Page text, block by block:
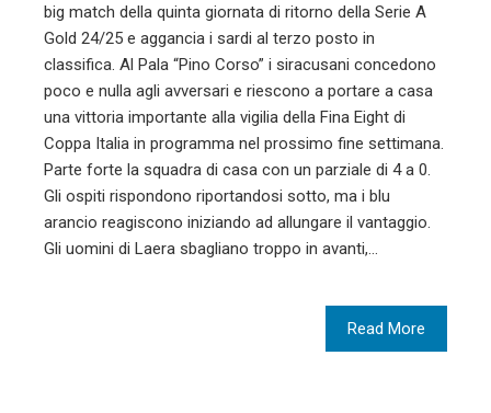
big match della quinta giornata di ritorno della Serie A
Gold 24/25 e aggancia i sardi al terzo posto in
classifica. Al Pala “Pino Corso” i siracusani concedono
poco e nulla agli avversari e riescono a portare a casa
una vittoria importante alla vigilia della Fina Eight di
Coppa Italia in programma nel prossimo fine settimana.
Parte forte la squadra di casa con un parziale di 4 a 0.
Gli ospiti rispondono riportandosi sotto, ma i blu
arancio reagiscono iniziando ad allungare il vantaggio.
Gli uomini di Laera sbagliano troppo in avanti,…
Read More